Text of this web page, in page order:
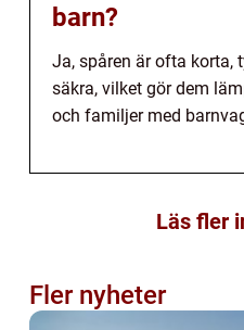
barn?
Ja, spåren är ofta korta,
säkra, vilket gör dem
och familjer med
Läs fler
Fler nyheter